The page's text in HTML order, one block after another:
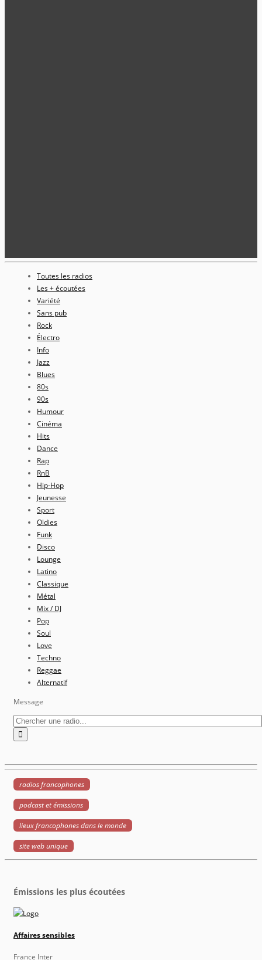
Toutes les radios
Les + écoutées
Variété
Sans pub
Rock
Électro
Info
Jazz
Blues
80s
90s
Humour
Cinéma
Hits
Dance
Rap
RnB
Hip-Hop
Jeunesse
Sport
Oldies
Funk
Disco
Lounge
Latino
Classique
Métal
Mix / DJ
Pop
Soul
Love
Techno
Reggae
Alternatif
Message
radios francophones
podcast et émissions
lieux francophones dans le monde
site web unique
Émissions les plus écoutées
Affaires sensibles
France Inter